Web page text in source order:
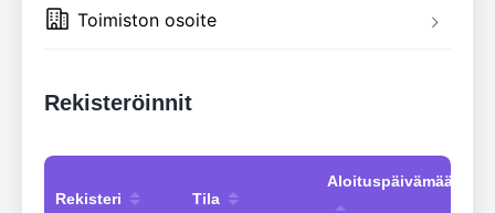
Toimiston osoite
Rekisteröinnit
Rekisteri Tila
Aloituspäivämäärä